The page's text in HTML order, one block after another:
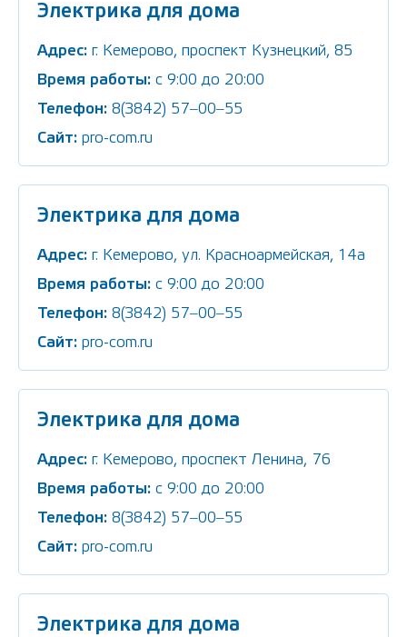
Электрика для дома
Адрес: г. Кемерово, проспект Кузнецкий, 85
Время работы: с 9:00 до 20:00
Телефон: 8(3842) 57‒00‒55
Сайт: pro-com.ru
Электрика для дома
Адрес: г. Кемерово, ул. Красноармейская, 14а
Время работы: c 9:00 до 20:00
Телефон: 8(3842) 57‒00‒55
Сайт: pro-com.ru
Электрика для дома
Адрес: г. Кемерово, проспект Ленина, 76
Время работы: c 9:00 до 20:00
Телефон: 8(3842) 57‒00‒55
Сайт: pro-com.ru
Электрика для дома